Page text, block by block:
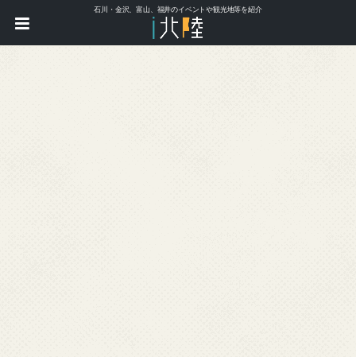
石川・金沢、富山、福井のイベントや観光地等を紹介